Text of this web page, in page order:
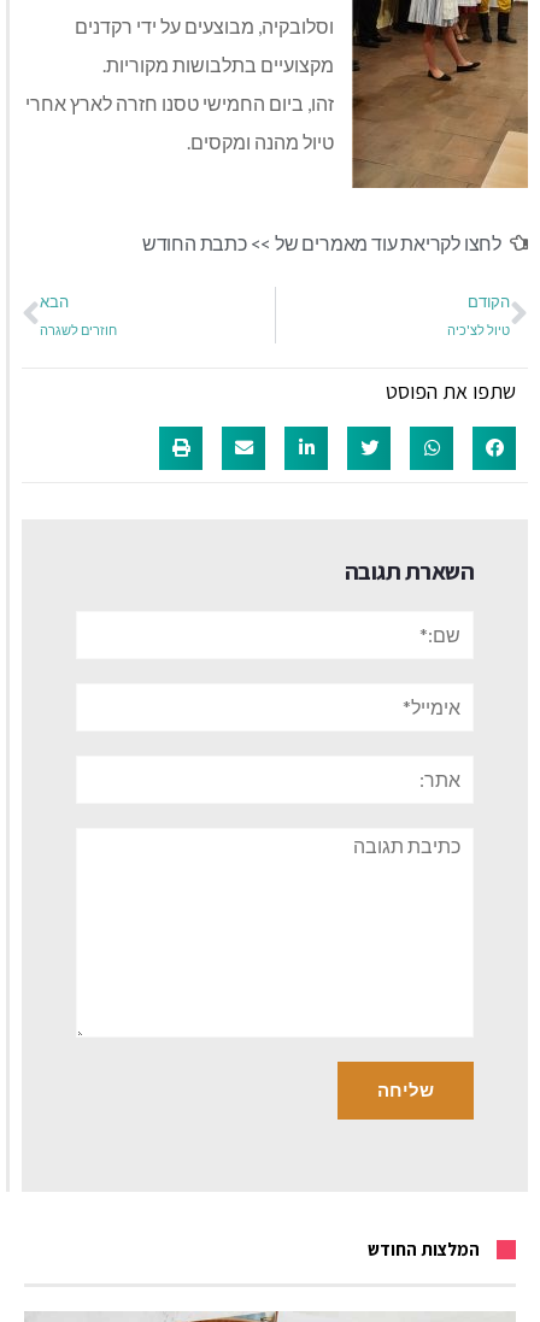
וסלובקיה, מבוצעים על ידי רקדנים
מקצועיים בתלבושות מקוריות.
זהו, ביום החמישי טסנו חזרה לארץ אחרי
טיול מהנה ומקסים.
לחצו לקריאת עוד מאמרים של >> כתבת החודש
הקודם
טיול לצ'כיה
הבא
חוזרים לשגרה
שתפו את הפוסט
השארת תגובה
תגובה
המלצות החודש